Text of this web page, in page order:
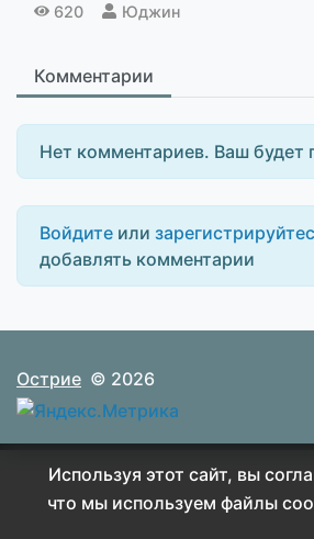
620
Юджин
Комментарии
Нет комментариев. Ваш будет
Войдите или
добавлять комментарии
Острие © 2026
Используя этот сайт, вы
что мы используем файлы